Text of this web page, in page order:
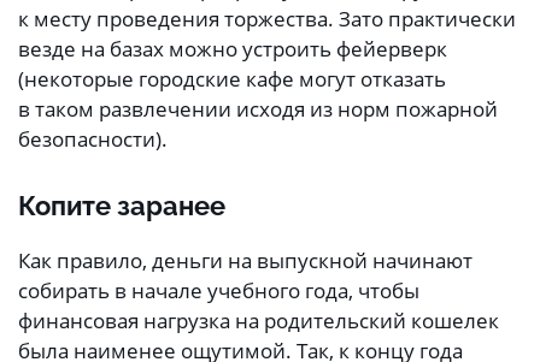
к месту проведения торжества. Зато практически
везде на базах можно устроить фейерверк
(некоторые городские кафе могут отказать
в таком развлечении исходя из норм пожарной
безопасности).
Копите заранее
Как правило, деньги на выпускной начинают
собирать в начале учебного года, чтобы
финансовая нагрузка на родительский кошелек
была наименее ощутимой. Так, к концу года